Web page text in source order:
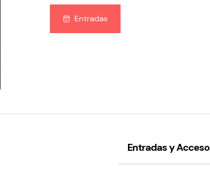
Entradas
Entradas y Acceso